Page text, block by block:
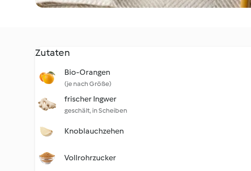
Zutaten
Bio-Orangen
(je nach Größe)
frischer Ingwer
geschält, in Scheiben
Knoblauchzehen
Vollrohrzucker